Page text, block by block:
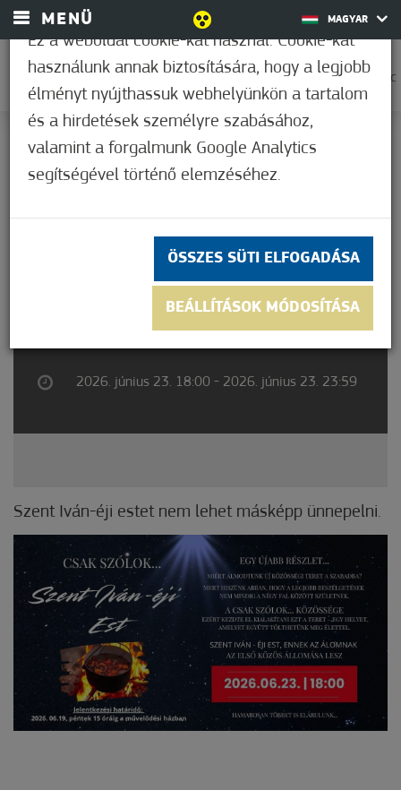
MENÜ MAGYAR
0
30,7°C
Nem értékelt
SZENT IVÁN -ÉJI EST
2026. június 23. 18:00 - 2026. június 23. 23:59
Szent Iván-éji estet nem lehet másképp ünnepelni.
Ez a weboldal cookie-kat használ. Cookie-kat
használunk annak biztosítására, hogy a legjobb
élményt nyújthassuk webhelyünkön a tartalom
és a hirdetések személyre szabásához,
valamint a forgalmunk Google Analytics
segítségével történő elemzéséhez.
ÖSSZES SÜTI ELFOGADÁSA
BEÁLLÍTÁSOK MÓDOSÍTÁSA